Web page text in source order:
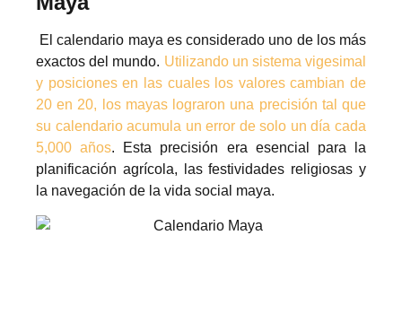
El calendario maya es considerado uno de los más
exactos del mundo. Utilizando un sistema vigesimal
y posiciones en las cuales los valores cambian de
20 en 20, los mayas lograron una precisión tal que
su calendario acumula un error de solo un día cada
5,000 años. Esta precisión era esencial para la
planificación agrícola, las festividades religiosas y
la navegación de la vida social maya.